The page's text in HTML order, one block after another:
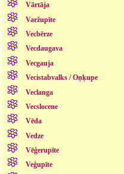
Vārtāja
Varžupīte
Vecbērze
Vecdaugava
Vecgauja
Vecistabvalks / Oņķupe
Veclanga
Vecslocene
Vēda
Vedze
Vēģerupīte
Veģupīte